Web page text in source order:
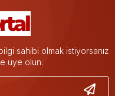
sahibi olmak istiyorsanız
üye olun.